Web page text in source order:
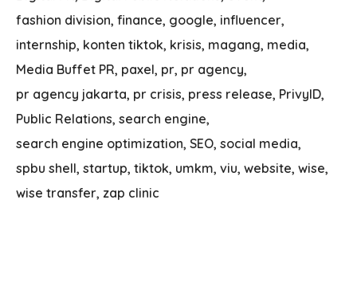
fashion division finance google influencer
internship konten tiktok krisis magang media
Media Buffet PR paxel pr pr agency
pr agency jakarta pr crisis press release PrivyID
Public Relations search engine
search engine optimization SEO social media
spbu shell startup tiktok umkm viu website wise
wise transfer zap clinic